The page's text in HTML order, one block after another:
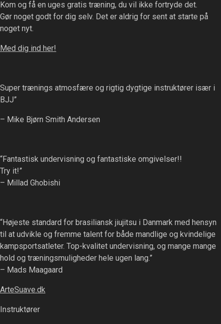
Kom og få en uges gratis træning, du vil ikke fortryde det.
Gør noget godt for dig selv. Det er aldrig for sent at starte på
noget nyt.
Med dig ind her!
Super trænings atmosfære og rigtig dygtige instruktører især i
BJJ”
– Mike Bjørn Smith Andersen
“Fantastisk undervisning og fantastiske omgivelser!!
Try it!”
– Millad Ghobishi
“Højeste standard for brasiliansk jiujitsu i Danmark med hensyn
til at udvikle og fremme talent for både mandlige og kvindelige
kampsportsatleter. Top-kvalitet undervisning, og mange mange
hold og træningsmuligheder hele ugen lang.”
– Mads Maagaard
ArteSuave.dk
Instruktører